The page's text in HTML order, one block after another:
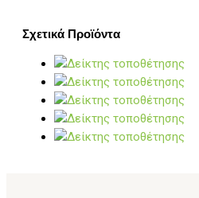
Σχετικά Προϊόντα